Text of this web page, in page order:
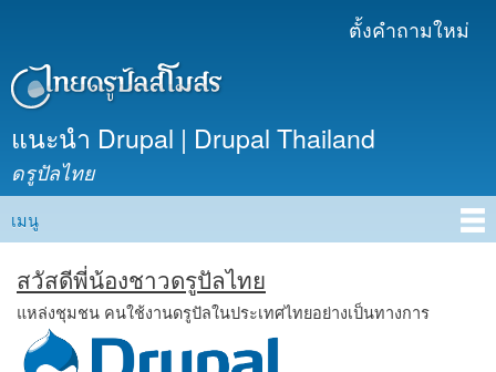
เนื้อหา
ตั้งคำถามใหม่
แนะนำ Drupal | Drupal Thailand
ดรูปัลไทย
Main menu
เมนู
สวัสดีพี่น้องชาวดรูปัลไทย
แหล่งชุมชน คนใช้งานดรูปัลในประเทศไทยอย่างเป็นทางการ